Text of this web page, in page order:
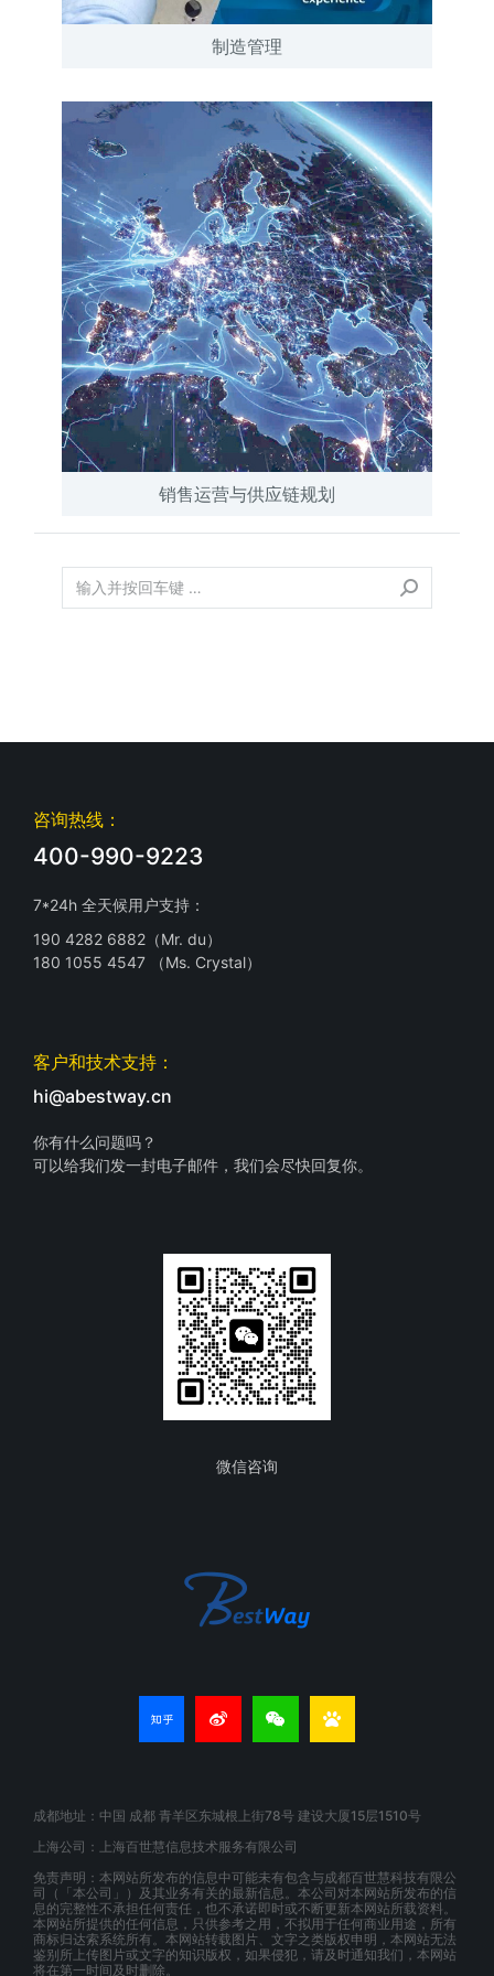
制造管理
销售运营与供应链规划
咨询热线：
400-990-9223
7*24h 全天候用户支持：
190 4282 6882（Mr. du）
180 1055 4547 （Ms. Crystal）
客户和技术支持：
hi@abestway.cn
你有什么问题吗？
可以给我们发一封电子邮件，我们会尽快回复你。
微信咨询
成都地址：中国 成都 青羊区东城根上街78号 建设大厦15层1510号
上海公司：上海百世慧信息技术服务有限公司
免责声明：本网站所发布的信息中可能未有包含与成都百世慧科技有限公
司（「本公司」）及其业务有关的最新信息。本公司对本网站所发布的信
息的完整性不承担任何责任，也不承诺即时或不断更新本网站所载资料。
本网站所提供的任何信息，只供参考之用，不拟用于任何商业用途，所有
商标归达索系统所有。本网站转载图片、文字之类版权申明，本网站无法
鉴别所上传图片或文字的知识版权，如果侵犯，请及时通知我们，本网站
将在第一时间及时删除。